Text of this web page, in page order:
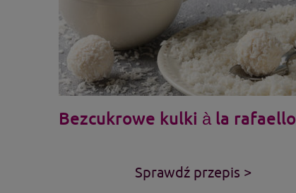
Bezcukrowe kulki à la rafaello
Sprawdź przepis >